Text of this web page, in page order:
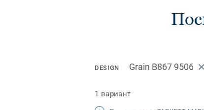
DESIGN Grain B867 9506
1 вариант